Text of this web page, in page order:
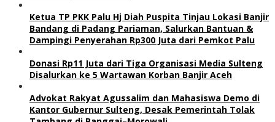
Ketua TP PKK Palu Hj Diah Puspita Tinjau Lokasi Banjir
Bandang di Padang Pariaman, Salurkan Bantuan &
Dampingi Penyerahan Rp300 Juta dari Pemkot Palu
Donasi Rp11 Juta dari Tiga Organisasi Media Sulteng
Disalurkan ke 5 Wartawan Korban Banjir Aceh
Advokat Rakyat Agussalim dan Mahasiswa Demo di
Kantor Gubernur Sulteng, Desak Pemerintah Tolak